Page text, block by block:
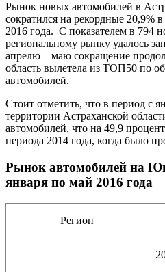
Рынок новых автомобилей в
сократился на рекордные 20,9%
2016 года. С показателем в 794
региональному рынку удалось
апрелю – маю сокращение
область вылетела из ТОП50 по
автомобилей.
Стоит отметить, что в период с
территории Астраханской
автомобилей, что на 49,9
периода 2014 года, когда было
Рынок автомобилей на
января по май 2016 года
Регион